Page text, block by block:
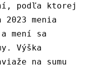
podľa ktorej
menia
a mení sa
Výška
na sumu